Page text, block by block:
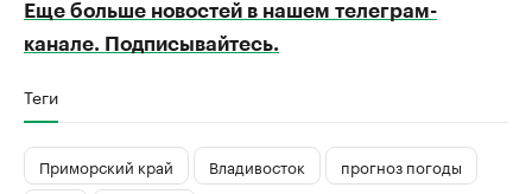
Еще больше новостей в нашем телеграм-
канале. Подписывайтесь.
Теги
Приморский край Владивосток
прогноз погоды